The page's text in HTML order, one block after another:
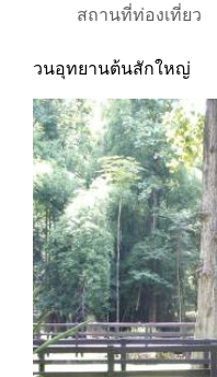
สถานที่ท่องเที่ยว
วนอุทยานต้นสักใหญ่